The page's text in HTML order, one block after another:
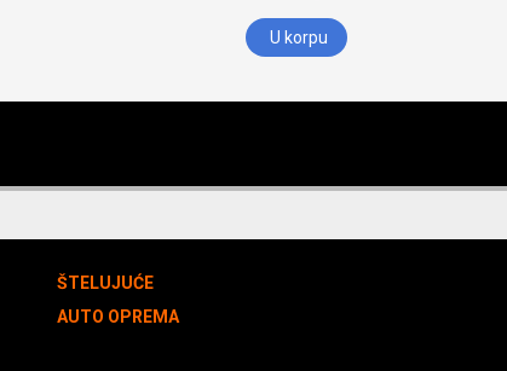
U korpu
ŠTELUJUĆE
AUTO OPREMA